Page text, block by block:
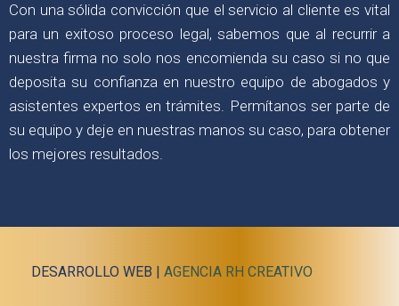
Con una sólida convicción que el servicio al cliente es vital
para un exitoso proceso legal, sabemos que al recurrir a
nuestra firma no solo nos encomienda su caso si no que
deposita su confianza en nuestro equipo de abogados y
asistentes expertos en trámites. Permítanos ser parte de
su equipo y deje en nuestras manos su caso, para obtener
los mejores resultados.
DESARROLLO WEB | AGENCIA RH CREATIVO